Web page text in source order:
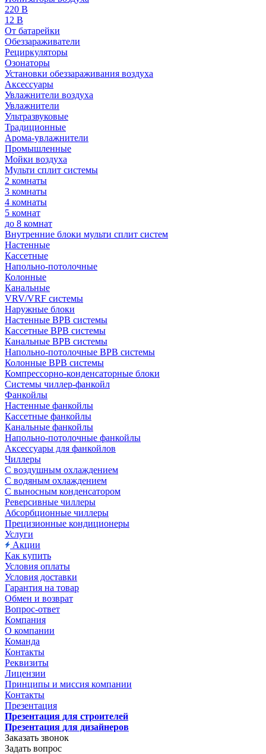
220 В
12 В
От батарейки
Обеззараживатели
Рециркуляторы
Озонаторы
Установки обеззараживания воздуха
Аксессуары
Увлажнители воздуха
Увлажнители
Ультразвуковые
Традиционные
Арома-увлажнители
Промышленные
Мойки воздуха
Мульти сплит системы
2 комнаты
3 комнаты
4 комнаты
5 комнат
до 8 комнат
Внутренние блоки мульти сплит систем
Настенные
Кассетные
Напольно-потолочные
Колонные
Канальные
VRV/VRF системы
Наружные блоки
Настенные ВРВ системы
Кассетные ВРВ системы
Канальные ВРВ системы
Напольно-потолочные ВРВ системы
Колонные ВРВ системы
Компрессорно-конденсаторные блоки
Системы чиллер-фанкойл
Фанкойлы
Настенные фанкойлы
Кассетные фанкойлы
Канальные фанкойлы
Напольно-потолочные фанкойлы
Аксессуары для фанкойлов
Чиллеры
С воздушным охлаждением
С водяным охлаждением
С выносным конденсатором
Реверсивные чиллеры
Абсорбционные чиллеры
Прецизионные кондиционеры
Услуги
Акции
Как купить
Условия оплаты
Условия доставки
Гарантия на товар
Обмен и возврат
Вопрос-ответ
Компания
О компании
Команда
Контакты
Реквизиты
Лицензии
Принципы и миссия компании
Контакты
Презентация
Презентация для строителей
Презентация для дизайнеров
Заказать звонок
Задать вопрос